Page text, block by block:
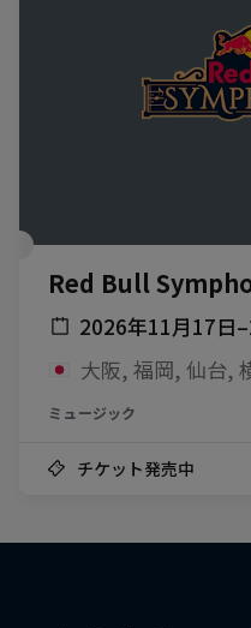
Red Bull
2026年11月17日
大阪, 福岡, 仙台,
ミュージック
チケット発売中